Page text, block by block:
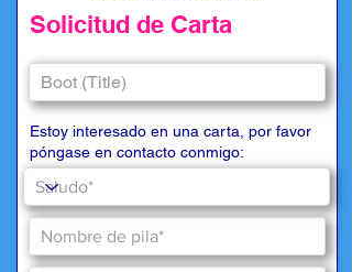
Solicitud de Carta
Estoy interesado en una carta, por favor
póngase en contacto conmigo: